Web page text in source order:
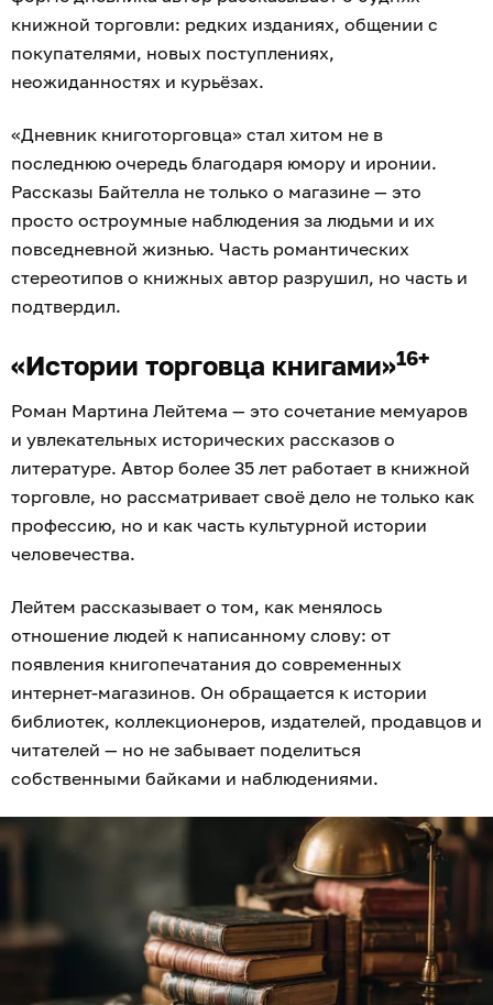
книжной торговли: редких изданиях, общении с
покупателями, новых поступлениях,
неожиданностях и курьёзах.
«Дневник книготорговца» стал хитом не в
последнюю очередь благодаря юмору и иронии.
Рассказы Байтелла не только о магазине — это
просто остроумные наблюдения за людьми и их
повседневной жизнью. Часть романтических
стереотипов о книжных автор разрушил, но часть и
подтвердил.
«Истории торговца книгами»16+
Роман Мартина Лейтема — это сочетание мемуаров
и увлекательных исторических рассказов о
литературе. Автор более 35 лет работает в книжной
торговле, но рассматривает своё дело не только как
профессию, но и как часть культурной истории
человечества.
Лейтем рассказывает о том, как менялось
отношение людей к написанному слову: от
появления книгопечатания до современных
интернет-магазинов. Он обращается к истории
библиотек, коллекционеров, издателей, продавцов и
читателей — но не забывает поделиться
собственными байками и наблюдениями.